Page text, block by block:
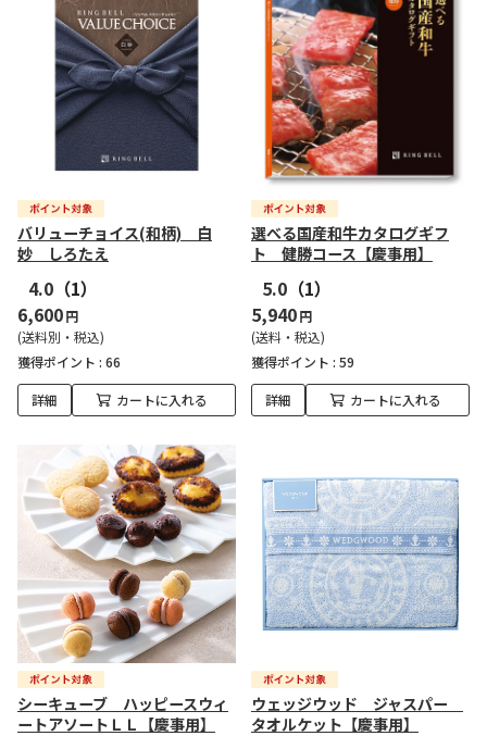
バリューチョイス(和柄) 白
妙 しろたえ
4.0 （1）
6,600円
(送料別・税込)
獲得ポイント : 66
詳細 カートに入れる
選べる国産和牛カタログギフ
ト 健勝コース【慶事用】
5.0 （1）
5,940円
(送料・税込)
獲得ポイント : 59
詳細 カートに入れる
シーキューブ ハッピースウィ
ートアソートＬＬ【慶事用】
ウェッジウッド ジャスパー
タオルケット【慶事用】